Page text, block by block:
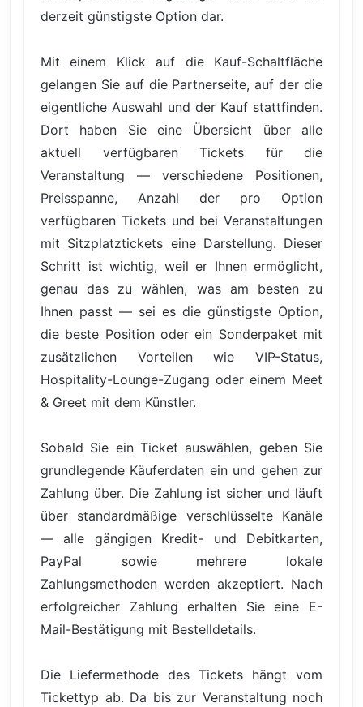
derzeit günstigste Option dar.
Mit einem Klick auf die Kauf-Schaltfläche
gelangen Sie auf die Partnerseite, auf der die
eigentliche Auswahl und der Kauf stattfinden.
Dort haben Sie eine Übersicht über alle
aktuell verfügbaren Tickets für die
Veranstaltung — verschiedene Positionen,
Preisspanne, Anzahl der pro Option
verfügbaren Tickets und bei Veranstaltungen
mit Sitzplatztickets eine Darstellung. Dieser
Schritt ist wichtig, weil er Ihnen ermöglicht,
genau das zu wählen, was am besten zu
Ihnen passt — sei es die günstigste Option,
die beste Position oder ein Sonderpaket mit
zusätzlichen Vorteilen wie VIP-Status,
Hospitality-Lounge-Zugang oder einem Meet
& Greet mit dem Künstler.
Sobald Sie ein Ticket auswählen, geben Sie
grundlegende Käuferdaten ein und gehen zur
Zahlung über. Die Zahlung ist sicher und läuft
über standardmäßige verschlüsselte Kanäle
— alle gängigen Kredit- und Debitkarten,
PayPal sowie mehrere lokale
Zahlungsmethoden werden akzeptiert. Nach
erfolgreicher Zahlung erhalten Sie eine E-
Mail-Bestätigung mit Bestelldetails.
Die Liefermethode des Tickets hängt vom
Tickettyp ab. Da bis zur Veranstaltung noch